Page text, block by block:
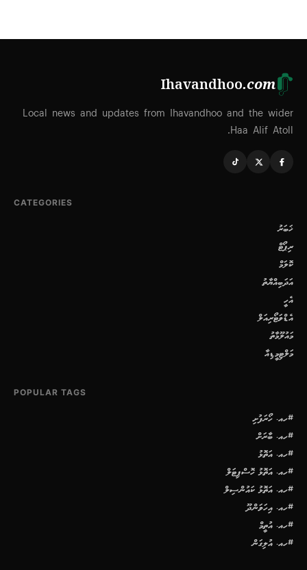
Ihavandhoo.com
Local news and updates from Ihavandhoo and the wider
Haa Alif Atoll.
CATEGORIES
ޚަބަރު
ރިޕޯޓް
ކޮލަމް
އަދަބިއްޔާތު
އެހީ
އެޑްވަޓޯރިއަލް
މައުލޫމާތު
މަލްޓިމީޑިއާ
POPULAR TAGS
#ހއ. ހޯރަފުށި
#ހއ. ބާރަށް
#ހއ. އަތޮޅު
#ހއ. އަތޮޅު ހޮސްޕިޓަލް
#ހއ. އަތޮޅު ކައުންސިލް
#ހއ. އިހަވަންދޫ
#ހއ. އުތީމް
#ހއ. އުލިގަން